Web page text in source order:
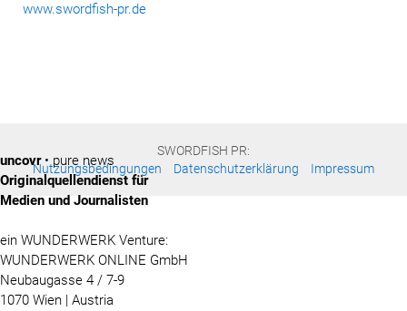
www.swordfish-pr.de
SWORDFISH PR:
Nutzungsbedingungen
Datenschutzerklärung Impressum
uncovr• pure news
Originalquellendienst für
Medien und Journalisten
ein WUNDERWERK Venture:
WUNDERWERK ONLINE GmbH
Neubaugasse 4 / 7-9
1070 Wien | Austria